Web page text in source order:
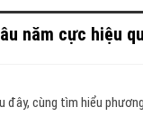
năm cực hiệu
đây, cùng tìm hiểu